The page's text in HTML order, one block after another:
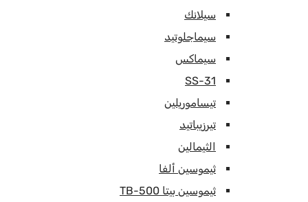
سيلانك
سيماجلوتيد
سيماكس
SS-31
تيساموريلين
تيرزيباتيد
الثيمالين
ثيموسين ألفا
ثيموسين بيتا TB-500